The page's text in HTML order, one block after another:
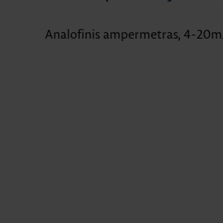
Analofinis ampermetras, 4-